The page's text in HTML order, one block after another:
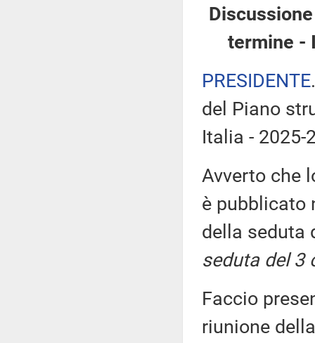
termine -
PRESIDENTE
del Piano
Italia - 2025-
Avverto che
è pubblicato
della seduta
seduta del 3
Faccio
riunione